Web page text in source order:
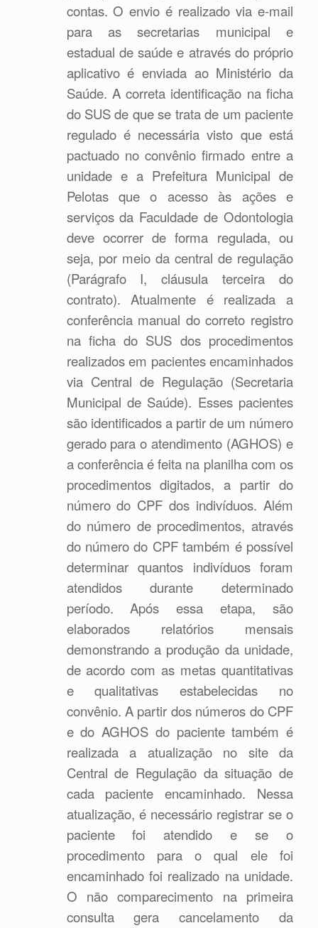
contas. O envio é realizado via e-mail
para as secretarias municipal e
estadual de saúde e através do próprio
aplicativo é enviada ao Ministério da
Saúde. A correta identificação na ficha
do SUS de que se trata de um paciente
regulado é necessária visto que está
pactuado no convênio firmado entre a
unidade e a Prefeitura Municipal de
Pelotas que o acesso às ações e
serviços da Faculdade de Odontologia
deve ocorrer de forma regulada, ou
seja, por meio da central de regulação
(Parágrafo I, cláusula terceira do
contrato). Atualmente é realizada a
conferência manual do correto registro
na ficha do SUS dos procedimentos
realizados em pacientes encaminhados
via Central de Regulação (Secretaria
Municipal de Saúde). Esses pacientes
são identificados a partir de um número
gerado para o atendimento (AGHOS) e
a conferência é feita na planilha com os
procedimentos digitados, a partir do
número do CPF dos indivíduos. Além
do número de procedimentos, através
do número do CPF também é possível
determinar quantos indivíduos foram
atendidos durante determinado
período. Após essa etapa, são
elaborados relatórios mensais
demonstrando a produção da unidade,
de acordo com as metas quantitativas
e qualitativas estabelecidas no
convênio. A partir dos números do CPF
e do AGHOS do paciente também é
realizada a atualização no site da
Central de Regulação da situação de
cada paciente encaminhado. Nessa
atualização, é necessário registrar se o
paciente foi atendido e se o
procedimento para o qual ele foi
encaminhado foi realizado na unidade.
O não comparecimento na primeira
consulta gera cancelamento da